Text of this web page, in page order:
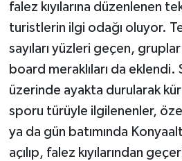
falez kıyılarına düzenlenen
turistlerin ilgi odağı oluyor.
sayıları yüzleri geçen,
board meraklıları da eklendi.
üzerinde ayakta durularak
sporu türüyle ilgilenenler,
ya da gün batımında
açılıp, falez kıyılarından